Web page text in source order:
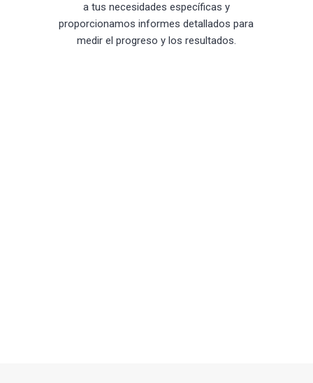
a tus necesidades específicas y
proporcionamos informes detallados para
medir el progreso y los resultados.